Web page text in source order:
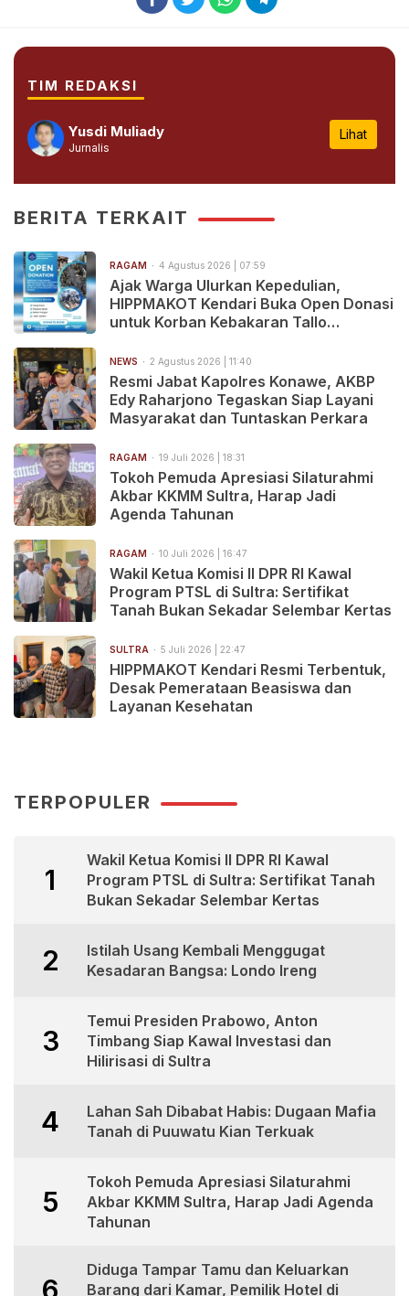
TIM REDAKSI
Yusdi Muliady
Jurnalis
Lihat
BERITA TERKAIT
RAGAM 4 Agustus 2026 | 07:59
Ajak Warga Ulurkan Kepedulian,
HIPPMAKOT Kendari Buka Open Donasi
untuk Korban Kebakaran Tallo
NEWS 2 Agustus 2026 | 11:40
Resmi Jabat Kapolres Konawe, AKBP
Edy Raharjono Tegaskan Siap Layani
Masyarakat dan Tuntaskan Perkara
RAGAM 19 Juli 2026 | 18:31
Tokoh Pemuda Apresiasi Silaturahmi
Akbar KKMM Sultra, Harap Jadi
Agenda Tahunan
RAGAM 10 Juli 2026 | 16:47
Wakil Ketua Komisi II DPR RI Kawal
Program PTSL di Sultra: Sertifikat
Tanah Bukan Sekadar Selembar Kertas
SULTRA 5 Juli 2026 | 22:47
HIPPMAKOT Kendari Resmi Terbentuk,
Desak Pemerataan Beasiswa dan
Layanan Kesehatan
TERPOPULER
1
Wakil Ketua Komisi II DPR RI Kawal
Program PTSL di Sultra: Sertifikat Tanah
Bukan Sekadar Selembar Kertas
2
Istilah Usang Kembali Menggugat
Kesadaran Bangsa: Londo Ireng
3
Temui Presiden Prabowo, Anton
Timbang Siap Kawal Investasi dan
Hilirisasi di Sultra
4
Lahan Sah Dibabat Habis: Dugaan Mafia
Tanah di Puuwatu Kian Terkuak
5
Tokoh Pemuda Apresiasi Silaturahmi
Akbar KKMM Sultra, Harap Jadi Agenda
Tahunan
6
Diduga Tampar Tamu dan Keluarkan
Barang dari Kamar, Pemilik Hotel di